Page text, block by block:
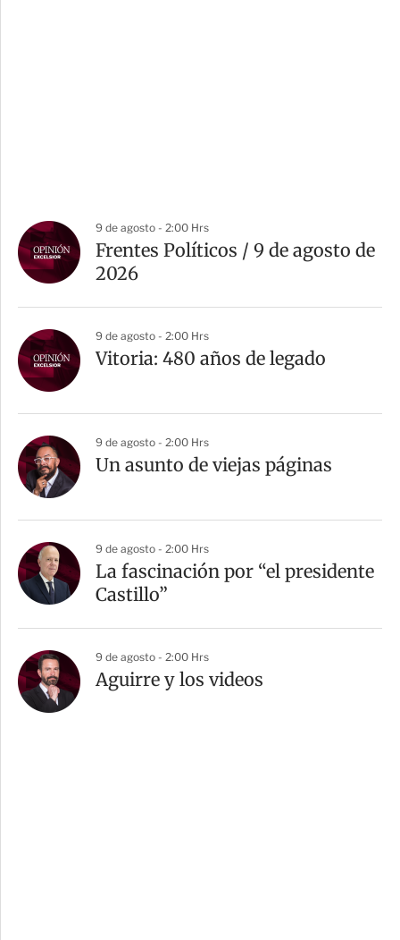
9 de agosto - 2:00 Hrs
Frentes Políticos / 9 de agosto de
2026
9 de agosto - 2:00 Hrs
Vitoria: 480 años de legado
9 de agosto - 2:00 Hrs
Un asunto de viejas páginas
9 de agosto - 2:00 Hrs
La fascinación por “el presidente
Castillo”
9 de agosto - 2:00 Hrs
Aguirre y los videos